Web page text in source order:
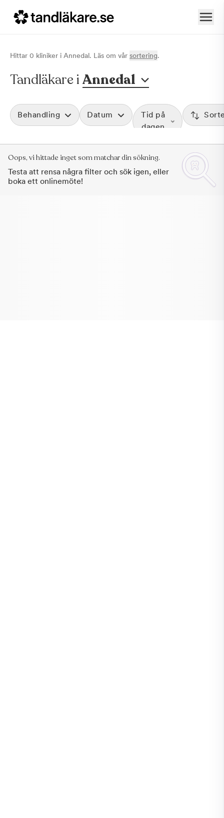
Hittar 0 kliniker i Annedal. Läs om vår sortering.
Tandläkare i Annedal
Behandling Datum
Tid på
dagen
Oops, vi hittade inget som matchar din sökning.
Testa att rensa några filter och sök igen, eller
boka ett onlinemöte!